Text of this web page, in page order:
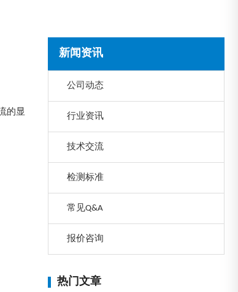
新闻资讯
公司动态
行业资讯
技术交流
检测标准
常见Q&A
报价咨询
热门文章
的显